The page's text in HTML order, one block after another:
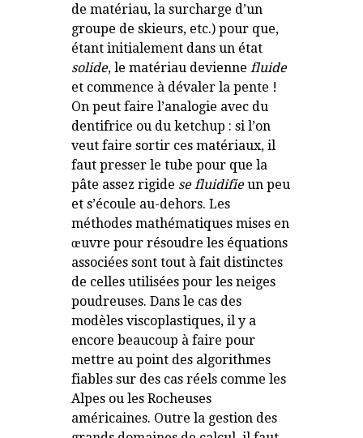
de matériau, la surcharge d’un
groupe de skieurs, etc.) pour que,
étant initialement dans un état
solide, le matériau devienne fluide
et commence à dévaler la pente !
On peut faire l’analogie avec du
dentifrice ou du ketchup : si l’on
veut faire sortir ces matériaux, il
faut presser le tube pour que la
pâte assez rigide se fluidifieun peu
et s’écoule au-dehors. Les
méthodes mathématiques mises en
œuvre pour résoudre les équations
associées sont tout à fait distinctes
de celles utilisées pour les neiges
poudreuses. Dans le cas des
modèles viscoplastiques, il y a
encore beaucoup à faire pour
mettre au point des algorithmes
fiables sur des cas réels comme les
Alpes ou les Rocheuses
américaines. Outre la gestion des